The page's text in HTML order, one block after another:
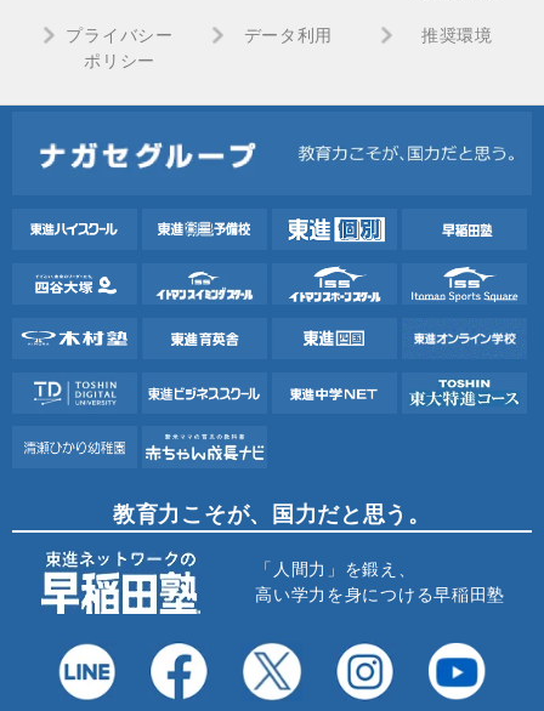
プライバシー
ポリシー
データ利用 推奨環境
教育力こそが、国力だと思う。
「人間力」を鍛え、
高い学力を身につける早稲田塾